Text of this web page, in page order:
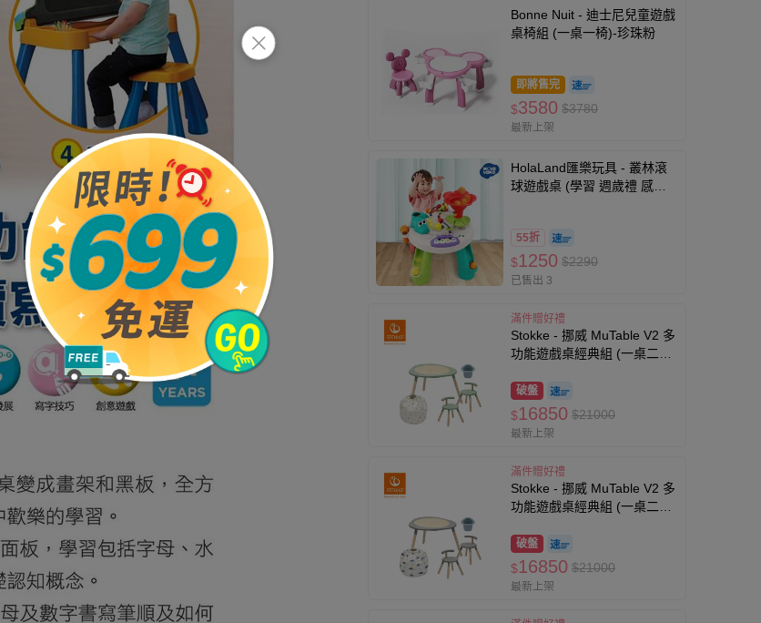
Bonne Nuit - 迪士尼兒童遊戲
桌椅組 (一桌一椅)-珍珠粉
即將售完
$3580 $3780
最新上架
HolaLand匯樂玩具 - 叢林滾
球遊戲桌 (學習 週歲禮 感統
55折
$1250 $2290
已售出 3
滿件贈好禮
Stokke - 挪威 MuTable V2 多
功能遊戲桌經典組 (一桌二椅
藍)-三葉草綠
破盤
$16850 $21000
最新上架
滿件贈好禮
Stokke - 挪威 MuTable V2 多
功能遊戲桌經典組 (一桌二椅
藍)-風暴灰
破盤
$16850 $21000
最新上架